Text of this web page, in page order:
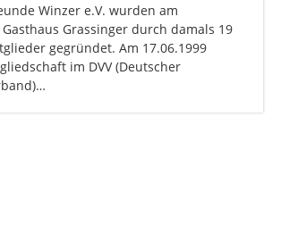
Winzer e.V. wurden am
Grassinger durch damals 19
gegründet. Am 17.06.1999
im DVV (Deutscher